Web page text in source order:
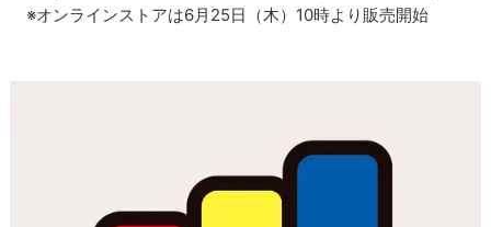
※オンラインストアは6月25日（木）10時より販売開始